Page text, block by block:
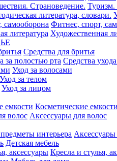
Туризм.
Фитнес, спорт,
Художественная
Средства для бритья
Средства
Уход за волосами
Уход за телом
Уход за лицом
Косметические емкости
Аксессуары для волос
Детская мебель
Кресла и стулья,